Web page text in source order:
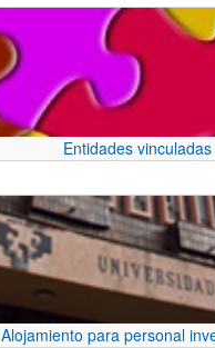
Entidades vinculadas
Alojamiento para personal